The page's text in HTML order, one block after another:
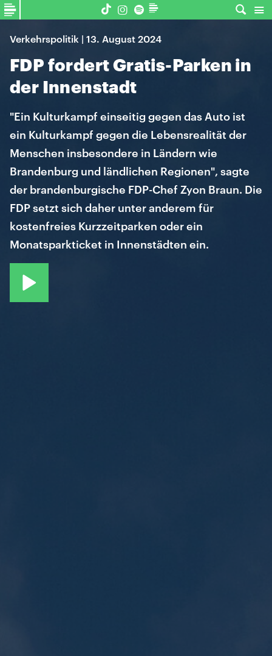
Verkehrspolitik | 13. August 2024
FDP fordert Gratis-Parken in
der Innenstadt
"Ein Kulturkampf einseitig gegen das Auto ist
ein Kulturkampf gegen die Lebensrealität der
Menschen insbesondere in Ländern wie
Brandenburg und ländlichen Regionen", sagte
der brandenburgische FDP-Chef Zyon Braun. Die
FDP setzt sich daher unter anderem für
kostenfreies Kurzzeitparken oder ein
Monatsparkticket in Innenstädten ein.